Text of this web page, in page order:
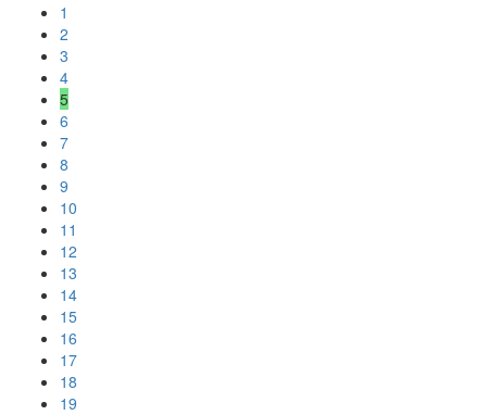
1
2
3
4
5
6
7
8
9
10
11
12
13
14
15
16
17
18
19